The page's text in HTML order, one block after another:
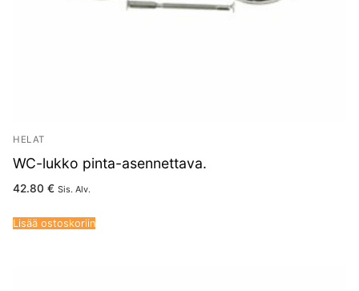
HELAT
WC-lukko pinta-asennettava.
42.80 € Sis. Alv.
Lisää ostoskoriin